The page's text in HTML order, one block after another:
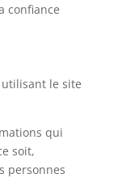
confiance
le site
qui
soit,
personnes